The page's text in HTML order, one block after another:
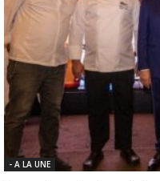
- A LA UNE